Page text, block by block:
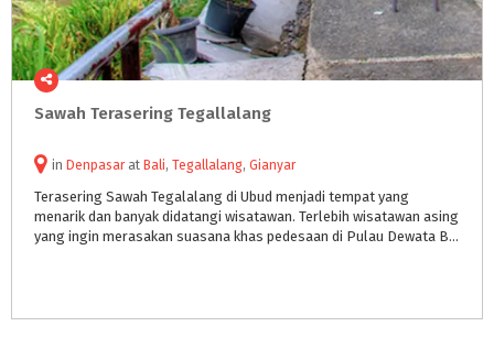
Sawah Terasering Tegallalang
in Denpasarat Bali, Tegallalang, Gianyar
Terasering Sawah Tegalalang di Ubud menjadi tempat yang
menarik dan banyak didatangi wisatawan. Terlebih wisatawan asing
yang ingin merasakan suasana khas pedesaan di Pulau Dewata Bali.